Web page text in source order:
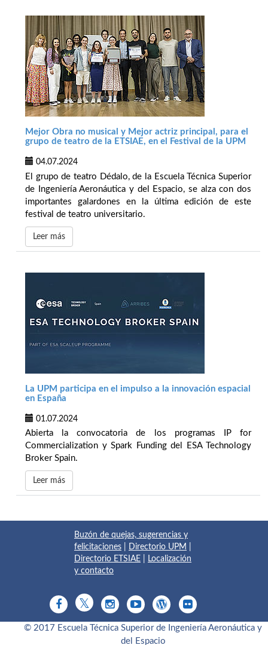
Mejor Obra no musical y Mejor actriz principal, para el
grupo de teatro de la ETSIAE, en el Festival de la UPM
04.07.2024
El grupo de teatro Dédalo, de la Escuela Técnica Superior
de Ingeniería Aeronáutica y del Espacio, se alza con dos
importantes galardones en la última edición de este
festival de teatro universitario.
Leer más
La UPM participa en el impulso a la innovación espacial
en España
01.07.2024
Abierta la convocatoria de los programas IP for
Commercialization y Spark Funding del ESA Technology
Broker Spain.
Leer más
Buzón de quejas, sugerencias y
felicitaciones
Directorio UPM
Directorio ETSIAE
Localización
y contacto
© 2017 Escuela Técnica Superior de Ingeniería Aeronáutica y
del Espacio